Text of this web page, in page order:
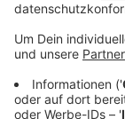
AufTikTok
gestartet -
In den Videos
eines AfD-